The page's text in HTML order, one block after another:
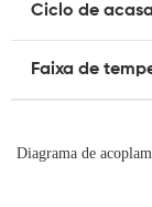
Ciclo de
Faixa de
Diagrama de